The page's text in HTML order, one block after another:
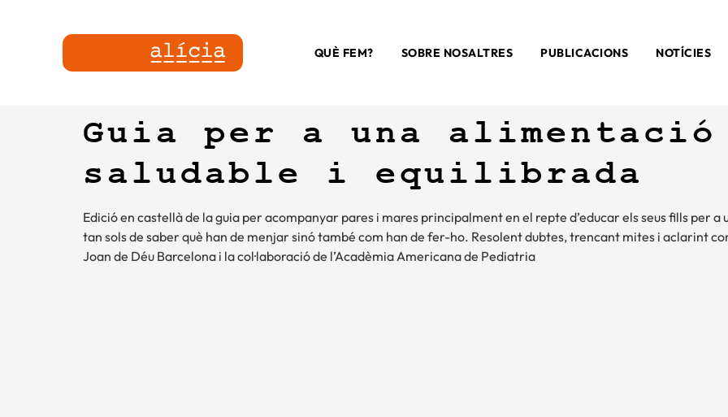
QUÈ FEM? SOBRE NOSALTRES PUBLICACIONS NOTÍCIES
Guia per a una
saludable i equilibrada
Edició en castellà de la guia per acompanyar pares i mares principalment en el repte d’educar els seus fills per
tan sols de saber què han de menjar sinó també com han de fer-ho. Resolent dubtes, trencant mites i aclarint
Joan de Déu Barcelona i la col·laboració de l’Acadèmia Americana de Pediatria